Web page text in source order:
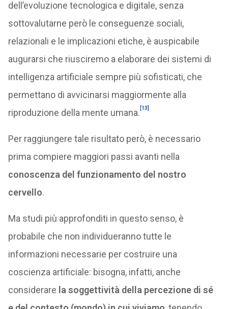
dell’evoluzione tecnologica e digitale, senza
sottovalutarne però le conseguenze sociali,
relazionali e le implicazioni etiche, è auspicabile
augurarsi che riusciremo a elaborare dei sistemi di
intelligenza artificiale sempre più sofisticati, che
permettano di avvicinarsi maggiormente alla
riproduzione della mente umana. [13]
Per raggiungere tale risultato però, è necessario
prima compiere maggiori passi avanti nella
conoscenza del funzionamento del nostro
cervello.
Ma studi più approfonditi in questo senso, è
probabile che non individueranno tutte le
informazioni necessarie per costruire una
coscienza artificiale: bisogna, infatti, anche
considerare la soggettività della percezione di sé